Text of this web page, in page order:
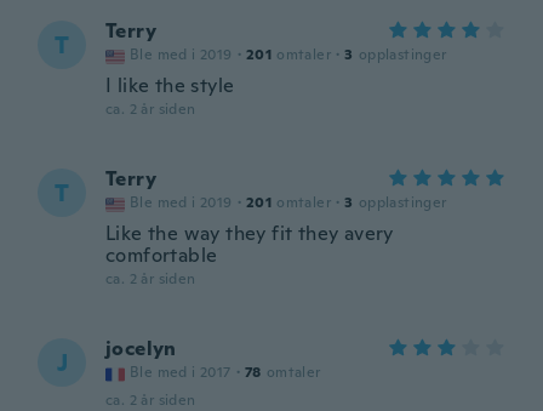
T Terry
Ble med i 2019 · 201 omtaler · 3 opplastinger
I like the style
ca. 2 år siden
T Terry
Ble med i 2019 · 201 omtaler · 3 opplastinger
Like the way they fit they avery
comfortable
ca. 2 år siden
J jocelyn
Ble med i 2017 · 78 omtaler
ca. 2 år siden